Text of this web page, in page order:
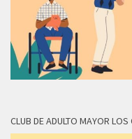
CLUB DE ADULTO MAYOR LOS